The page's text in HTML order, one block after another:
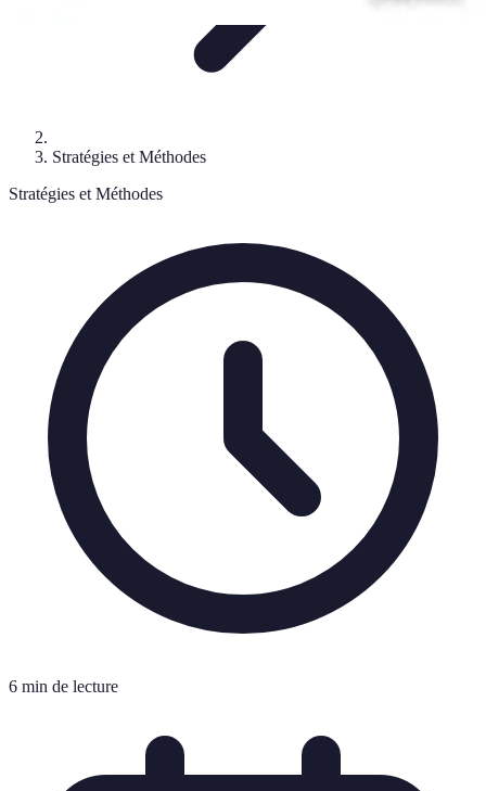
Stratégies et Méthodes
Stratégies et Méthodes
6 min de lecture